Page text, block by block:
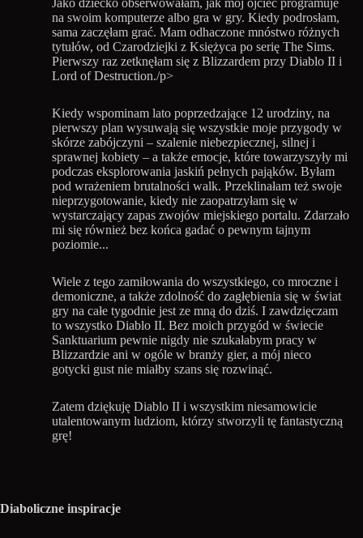
Jako dziecko obserwowałam, jak mój ojciec programuje
na swoim komputerze albo gra w gry. Kiedy podrosłam,
sama zaczęłam grać. Mam odhaczone mnóstwo różnych
tytułów, od Czarodziejki z Księżyca po serię The Sims.
Pierwszy raz zetknęłam się z Blizzardem przy Diablo II i
Lord of Destruction./p>
Kiedy wspominam lato poprzedzające 12 urodziny, na
pierwszy plan wysuwają się wszystkie moje przygody w
skórze zabójczyni – szalenie niebezpiecznej, silnej i
sprawnej kobiety – a także emocje, które towarzyszyły mi
podczas eksplorowania jaskiń pełnych pająków. Byłam
pod wrażeniem brutalności walk. Przeklinałam też swoje
nieprzygotowanie, kiedy nie zaopatrzyłam się w
wystarczający zapas zwojów miejskiego portalu. Zdarzało
mi się również bez końca gadać o pewnym tajnym
poziomie...
Wiele z tego zamiłowania do wszystkiego, co mroczne i
demoniczne, a także zdolność do zagłębienia się w świat
gry na całe tygodnie jest ze mną do dziś. I zawdzięczam
to wszystko Diablo II. Bez moich przygód w świecie
Sanktuarium pewnie nigdy nie szukałabym pracy w
Blizzardzie ani w ogóle w branży gier, a mój nieco
gotycki gust nie miałby szans się rozwinąć.
Zatem dziękuję Diablo II i wszystkim niesamowicie
utalentowanym ludziom, którzy stworzyli tę fantastyczną
grę!
Diaboliczne inspiracje